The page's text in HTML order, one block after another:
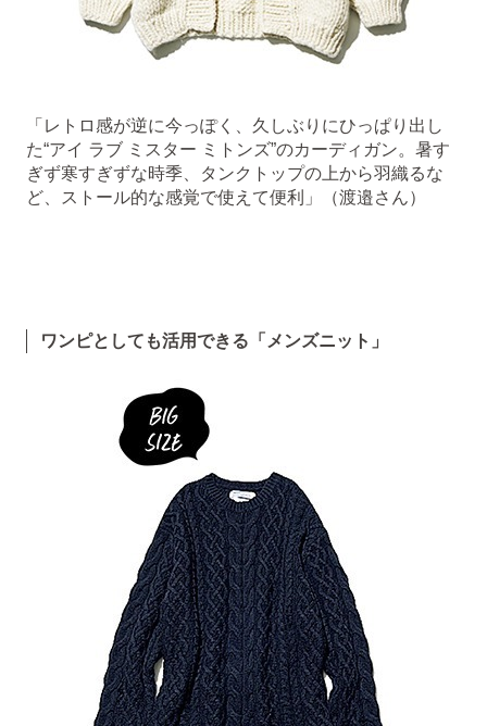
「レトロ感が逆に今っぽく、久しぶりにひっぱり出し
た“アイ ラブ ミスター ミトンズ”のカーディガン。暑す
ぎず寒すぎずな時季、タンクトップの上から羽織るな
ど、ストール的な感覚で使えて便利」（渡邉さん）
ワンピとしても活用できる「メンズニット」